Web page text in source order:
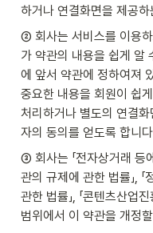
하거나 연결화면을 제공
② 회사는 서비스를 이용
가 약관의 내용을 쉽게 알
에 앞서 약관에 정하여져
중요한 내용을 회원이 쉽
처리하거나 별도의 연결
자의 동의를 얻도록 합니
③ 회사는 「전자상거래 등
관의 규제에 관한 법률」,
관한 법률」, 「콘텐츠산업
범위에서 이 약관을 개정